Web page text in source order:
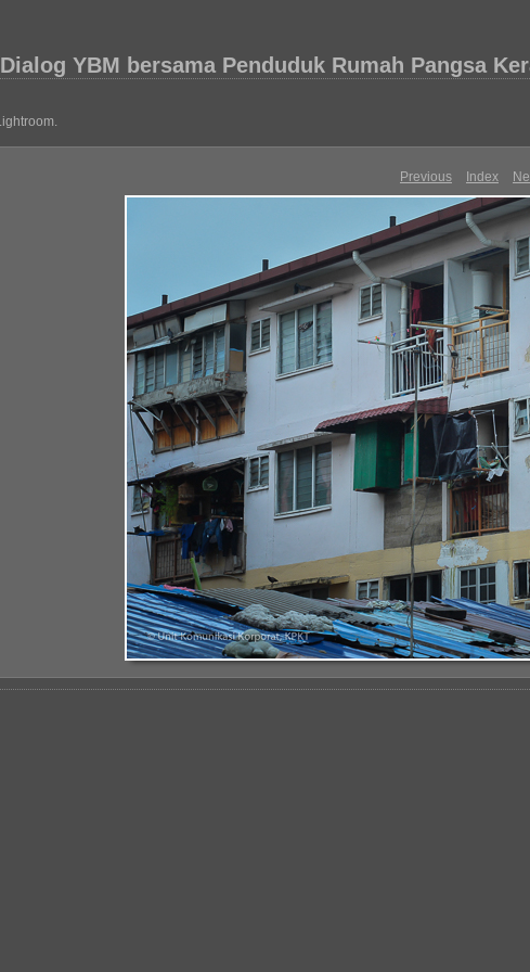
YBM bersama Penduduk Rumah Pangsa
Previous Index